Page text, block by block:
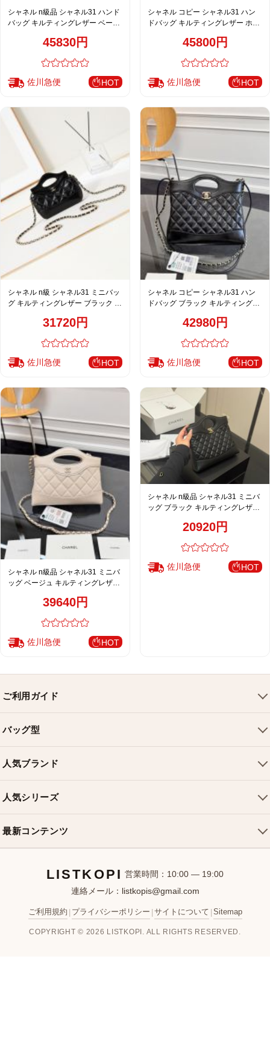
シャネル n級品 シャネル31 ハンド
バッグ キルティングレザー ベージ
45830円
佐川急便 HOT
シャネル コピー シャネル31 ハン
ドバッグ キルティングレザー ホワ
45800円
佐川急便 HOT
シャネル n級 シャネル31 ミニバッ
グ キルティングレザー ブラック 上
31720円
佐川急便 HOT
シャネル コピー シャネル31 ハン
ドバッグ ブラック キルティングレ
42980円
佐川急便 HOT
シャネル n級品 シャネル31 ミニバ
ッグ ベージュ キルティングレザー
39640円
佐川急便 HOT
シャネル n級品 シャネル31 ミニバ
ッグ ブラック キルティングレザー
20920円
佐川急便 HOT
ご利用ガイド
配送について
返品・交換
お問い合わせ
バッグ型
ショルダーバッグ
クロスボディバッグ
ミニバッグ
バケットバッグ
人気ブランド
シャネルバッグ
ディオールバッグ
人気シリーズ
最新コンテンツ
新着アイテム
ブランドカテゴリ
お客様レビュー
LISTKOPI 営業時間：10:00 — 19:00
連絡メール： listkopis@gmail.com
ご利用規約 プライバシーポリシー サイトについて Sitemap
COPYRIGHT © 2026 LISTKOPI. ALL RIGHTS RESERVED.